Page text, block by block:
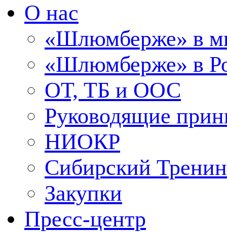
О нас
«Шлюмберже» в
«Шлюмберже» в
ОТ, ТБ и ООС
Руководящие
НИОКР
Сибирский
Закупки
Пресс-центр